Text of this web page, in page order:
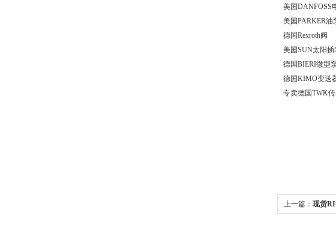
美国DANFOSS
美国PARKER
德国Rexroth阀
美国SUN太阳插
德国BIERI微型
德国KIMO变送
专卖德国TWK
上一篇： 现货